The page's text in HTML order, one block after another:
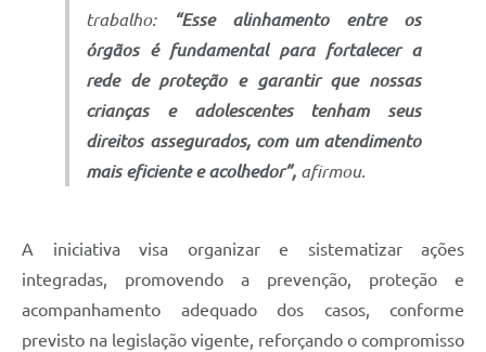
trabalho:
“Esse alinhamento entre os
órgãos é fundamental para fortalecer a
rede de proteção e garantir que nossas
crianças e adolescentes tenham seus
direitos assegurados, com um atendimento
mais eficiente e acolhedor”, afirmou.
A iniciativa visa organizar e sistematizar ações
integradas, promovendo a prevenção, proteção e
acompanhamento adequado dos casos, conforme
previsto na legislação vigente, reforçando o compromisso